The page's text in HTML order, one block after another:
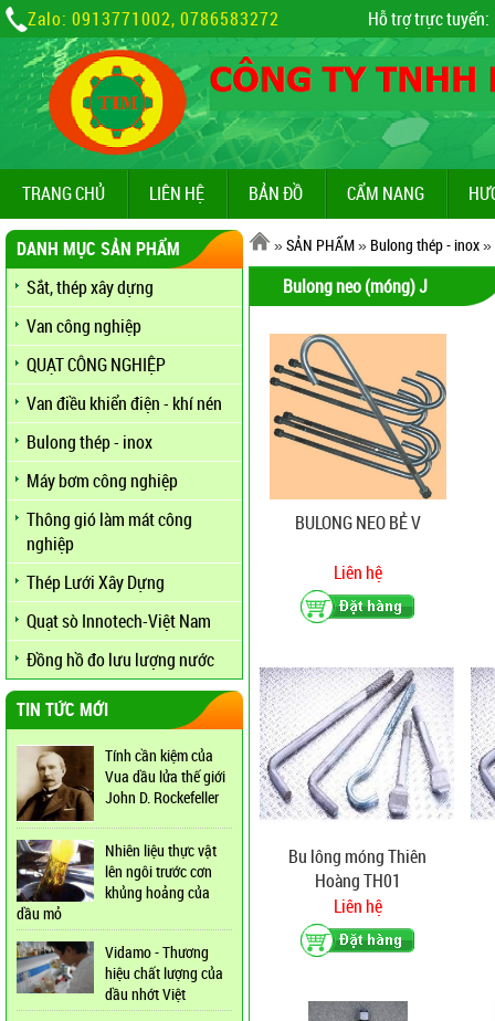
Zalo: 0913771002, 0786583272 Hỗ trợ trực tuyến:
TRANG CHỦ LIÊN HỆ BẢN ĐỒ CẨM NANG
DANH MỤC SẢN PHẨM
Sắt, thép xây dựng
Van công nghiệp
QUẠT CÔNG NGHIỆP
Van điều khiển điện - khí nén
Bulong thép - inox
Máy bơm công nghiệp
Thông gió làm mát công
nghiệp
Thép Lưới Xây Dựng
Quạt sò Innotech-Việt Nam
Đồng hồ đo lưu lượng nước
TIN TỨC MỚI
Tính cần kiệm của
Vua dầu lửa thế giới
John D. Rockefeller
Nhiên liệu thực vật
lên ngôi trước cơn
khủng hoảng của
dầu mỏ
Vidamo - Thương
hiệu chất lượng của
dầu nhớt Việt
»SẢN PHẨM» Bulong thép - inox»
Bulong neo (móng) J
BULONG NEO BẺ V
Liên hệ
Bu lông móng Thiên
Hoàng TH01
Liên hệ